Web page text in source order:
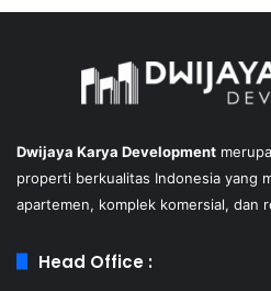
Dwijaya Karya Development
properti berkualitas Indonesia yang
apartemen, komplek komersial, dan
Head Office :